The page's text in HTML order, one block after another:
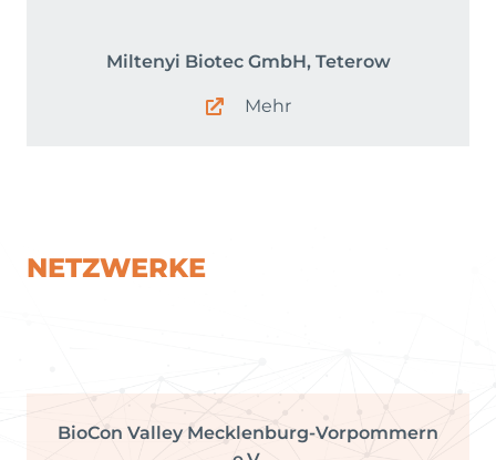
Miltenyi Biotec GmbH, Teterow
Mehr
NETZWERKE
BioCon Valley Mecklenburg-Vorpommern